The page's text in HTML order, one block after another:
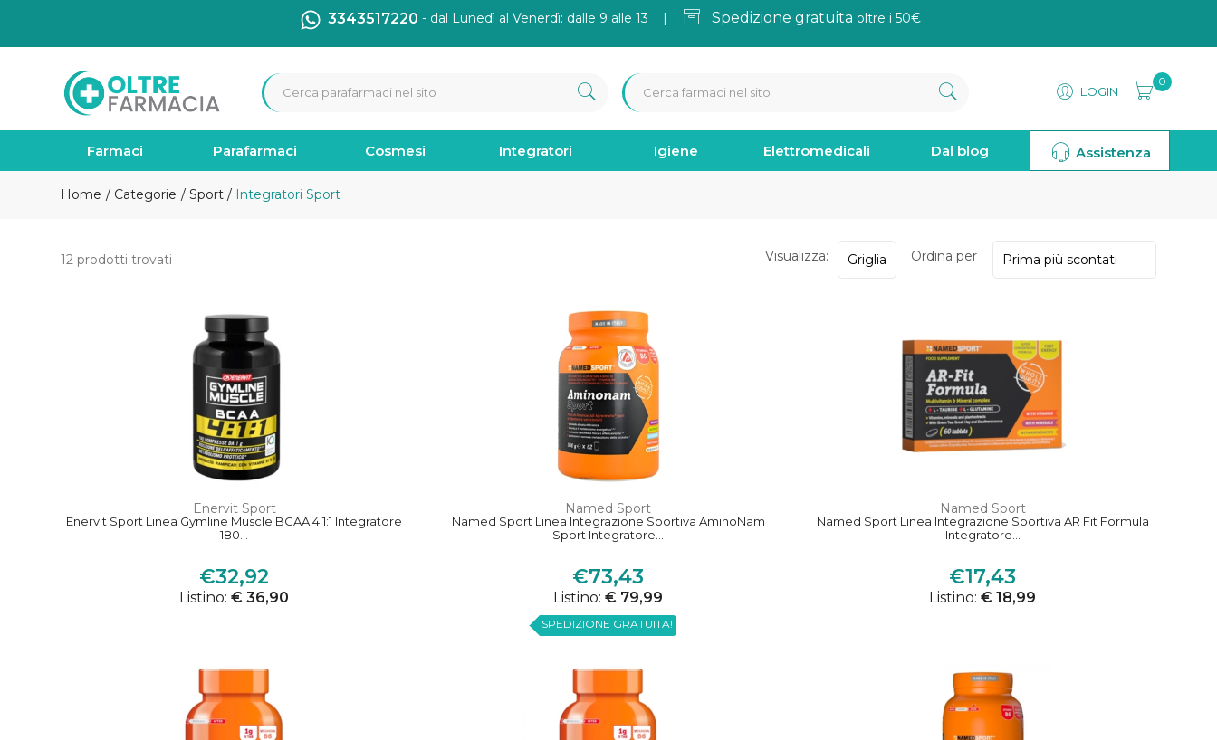
3343517220 - dal Lunedì al Venerdì: dalle 9 alle 13 | Spedizione gratuita oltre i 50€
LOGIN
0
Farmaci Parafarmaci Cosmesi Integratori Igiene Elettromedicali Dal blog Assistenza
Home Categorie Sport Integratori Sport
12 prodotti trovati Visualizza: Ordina per :
Enervit Sport
Enervit Sport Linea Gymline Muscle BCAA 4:1:1 Integratore
180...
€32,92
Listino:€ 36,90
Named Sport
Named Sport Linea Integrazione Sportiva AminoNam
Sport Integratore...
€73,43
Listino:€ 79,99
SPEDIZIONE GRATUITA!
Named Sport
Named Sport Linea Integrazione Sportiva AR Fit Formula
Integratore...
€17,43
Listino:€ 18,99